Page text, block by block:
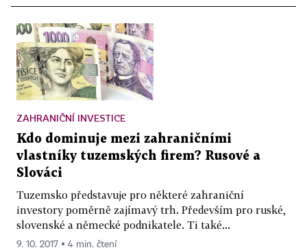
ZAHRANIČNÍ INVESTICE
Kdo dominuje mezi zahraničními
vlastníky tuzemských firem? Rusové a
Slováci
Tuzemsko představuje pro některé zahraniční
investory poměrně zajímavý trh. Především pro ruské,
slovenské a německé podnikatele. Ti také...
9. 10. 2017 ▪ 4 min. čtení